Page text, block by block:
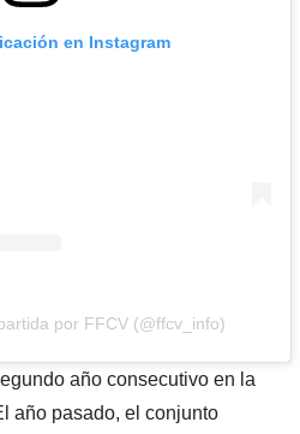
en Instagram
por FFCV (@ffcv_info)
año consecutivo en la
año pasado, el conjunto